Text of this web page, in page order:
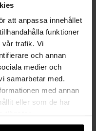
att anpassa innehållet
funktioner
vår trafik. Vi
och annan
medier och
samarbetar med.
med annan
eller som de har
Shorts
RALPH LAUREN